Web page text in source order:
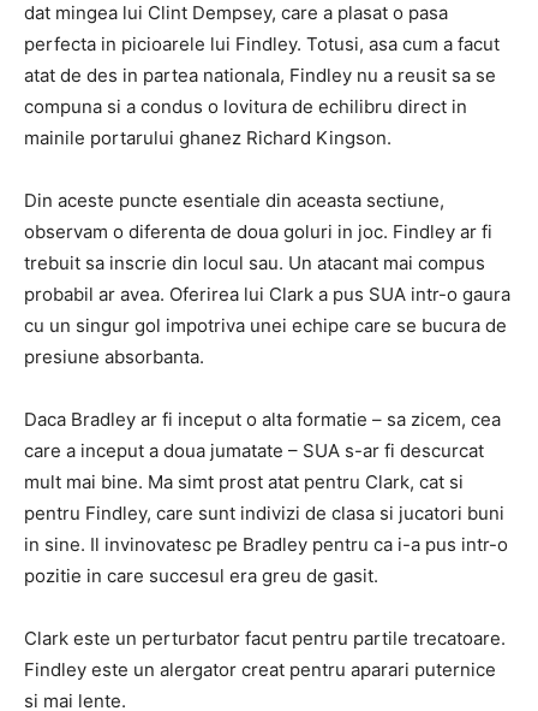
dat mingea lui Clint Dempsey, care a plasat o pasa
perfecta in picioarele lui Findley. Totusi, asa cum a facut
atat de des in partea nationala, Findley nu a reusit sa se
compuna si a condus o lovitura de echilibru direct in
mainile portarului ghanez Richard Kingson.
Din aceste puncte esentiale din aceasta sectiune,
observam o diferenta de doua goluri in joc. Findley ar fi
trebuit sa inscrie din locul sau. Un atacant mai compus
probabil ar avea. Oferirea lui Clark a pus SUA intr-o gaura
cu un singur gol impotriva unei echipe care se bucura de
presiune absorbanta.
Daca Bradley ar fi inceput o alta formatie – sa zicem, cea
care a inceput a doua jumatate – SUA s-ar fi descurcat
mult mai bine. Ma simt prost atat pentru Clark, cat si
pentru Findley, care sunt indivizi de clasa si jucatori buni
in sine. Il invinovatesc pe Bradley pentru ca i-a pus intr-o
pozitie in care succesul era greu de gasit.
Clark este un perturbator facut pentru partile trecatoare.
Findley este un alergator creat pentru aparari puternice
si mai lente.